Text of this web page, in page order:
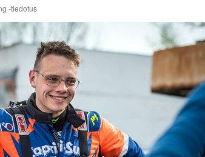
-tiedotus